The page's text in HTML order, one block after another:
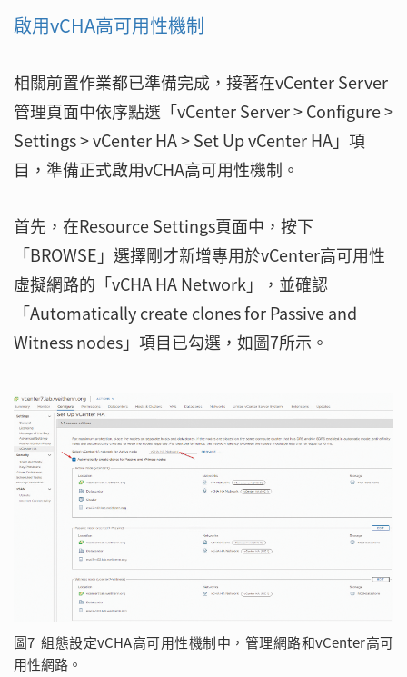
啟用vCHA高可用性機制
相關前置作業都已準備完成，接著在vCenter Server
管理頁面中依序點選「vCenter Server > Configure >
Settings > vCenter HA > Set Up vCenter HA」項
目，準備正式啟用vCHA高可用性機制。
首先，在Resource Settings頁面中，按下
「BROWSE」選擇剛才新增專用於vCenter高可用性
虛擬網路的「vCHA HA Network」，並確認
「Automatically create clones for Passive and
Witness nodes」項目已勾選，如圖7所示。
圖7 組態設定vCHA高可用性機制中，管理網路和vCenter高可
用性網路。